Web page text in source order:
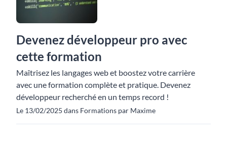
Devenez développeur pro avec
cette formation
Maîtrisez les langages web et boostez votre carrière
avec une formation complète et pratique. Devenez
développeur recherché en un temps record !
Le 13/02/2025 dans Formations par Maxime